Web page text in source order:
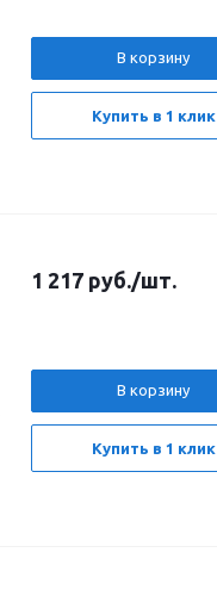
В корзину
Купить в 1 клик
1 217 руб./шт.
В корзину
Купить в 1 клик